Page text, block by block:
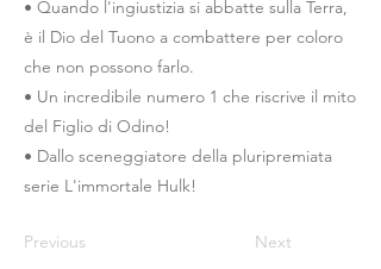
• Quando l'ingiustizia si abbatte sulla Terra,
è il Dio del Tuono a combattere per coloro
che non possono farlo.
• Un incredibile numero 1 che riscrive il mito
del Figlio di Odino!
• Dallo sceneggiatore della pluripremiata
serie L'immortale Hulk!
Previous Next